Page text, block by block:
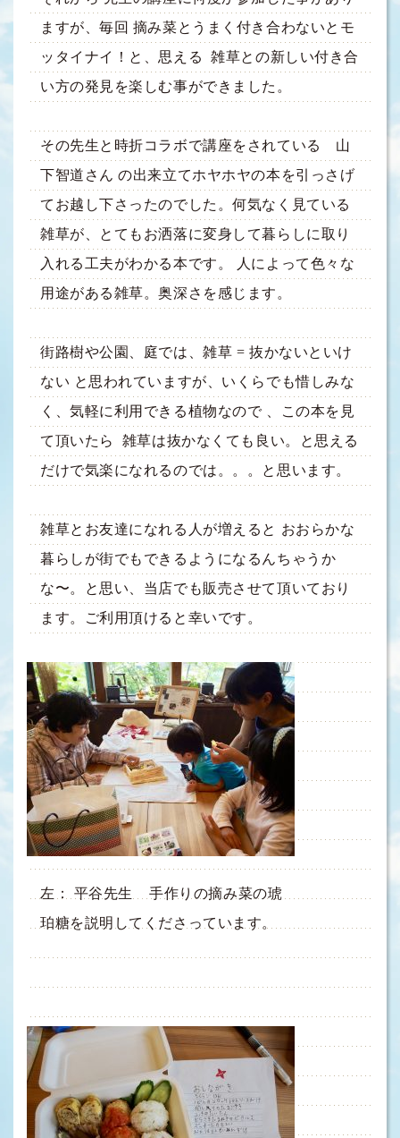
ますが、毎回 摘み菜とうまく付き合わないとモ
ッタイナイ！と、思える 雑草との新しい付き合
い方の発見を楽しむ事ができました。
その先生と時折コラボで講座をされている 山
下智道さん の出来立てホヤホヤの本を引っさげ
てお越し下さったのでした。何気なく見ている
雑草が、とてもお洒落に変身して暮らしに取り
入れる工夫がわかる本です。 人によって色々な
用途がある雑草。奥深さを感じます。
街路樹や公園、庭では、雑草 = 抜かないといけ
ない と思われていますが、いくらでも惜しみな
く、気軽に利用できる植物なので 、この本を見
て頂いたら 雑草は抜かなくても良い。と思える
だけで気楽になれるのでは。。。と思います。
雑草とお友達になれる人が増えると おおらかな
暮らしが街でもできるようになるんちゃうか
な〜。と思い、当店でも販売させて頂いており
ます。ご利用頂けると幸いです。
左： 平谷先生 手作りの摘み菜の琥
珀糖を説明してくださっています。